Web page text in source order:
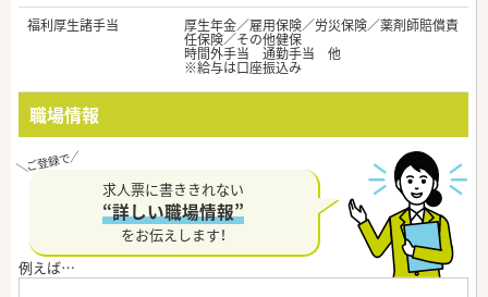
福利厚生諸手当
厚生年金／雇用保険／労災保険／薬剤師賠償責
任保険／その他健保
時間外手当 通勤手当 他
※給与は口座振込み
職場情報
求人票に書ききれない
“詳しい職場情報”
をお伝えします！